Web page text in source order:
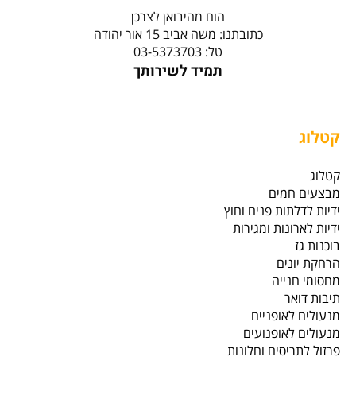
הום מהיבואן לצרכן
כתובתנו: משה אביב 15 אור יהודה
טל: 03-5373703
תמיד לשירותך
קטלוג
קטלוג
מבצעים חמים
ידיות לדלתות פנים וחוץ
ידיות לארונות ומגירות
בוכנות גז
הרחקת יונים
מחסומי חנייה
תיבות דואר
מנעולים לאופניים
מנעולים לאופנועים
פרזול לתריסים וחלונות